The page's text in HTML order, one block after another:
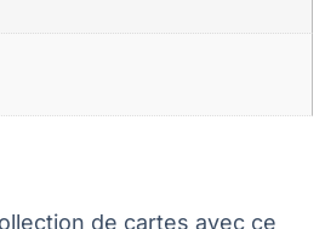
de cartes avec ce